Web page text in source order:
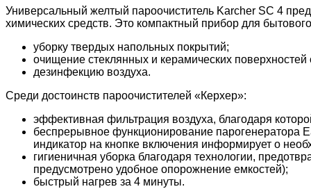
Универсальный желтый пароочиститель Karcher SC 4
химических средств. Это компактный прибор для
уборку твердых напольных покрытий;
очищение стеклянных и керамических
дезинфекцию воздуха.
Среди достоинств пароочистителей «Керхер»:
эффективная фильтрация воздуха, благодаря
беспрерывное функционирование парогенератора
индикатор на кнопке включения информирует о
гигиеничная уборка благодаря технологии,
предусмотрено удобное опорожнение емкостей);
быстрый нагрев за 4 минуты.